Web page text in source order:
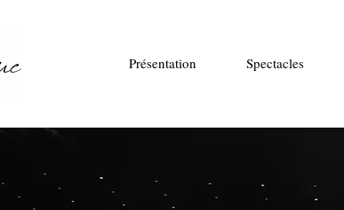
Présentation Spectacles